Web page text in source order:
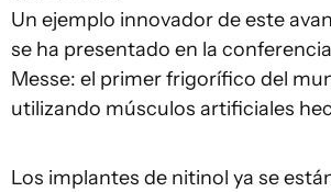
Un ejemplo innovador de este
se ha presentado en la
Messe: el primer frigorífico del
utilizando músculos artificiales
Los implantes de nitinol ya se